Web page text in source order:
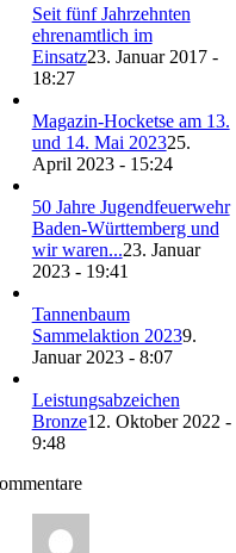
Seit fünf Jahrzehnten
ehrenamtlich im
Einsatz23. Januar 2017 -
18:27
Magazin-Hocketse am 13.
und 14. Mai 202325.
April 2023 - 15:24
50 Jahre Jugendfeuerwehr
Baden-Württemberg und
wir waren...23. Januar
2023 - 19:41
Tannenbaum
Sammelaktion 20239.
Januar 2023 - 8:07
Leistungsabzeichen
Bronze12. Oktober 2022 -
9:48